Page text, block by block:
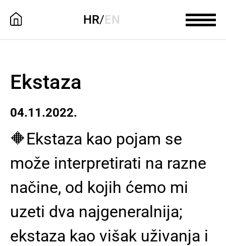
HR/EN
Ekstaza
04.11.2022.
🔶️Ekstaza kao pojam se
može interpretirati na razne
načine, od kojih ćemo mi
uzeti dva najgeneralnija;
ekstaza kao višak uživanja i